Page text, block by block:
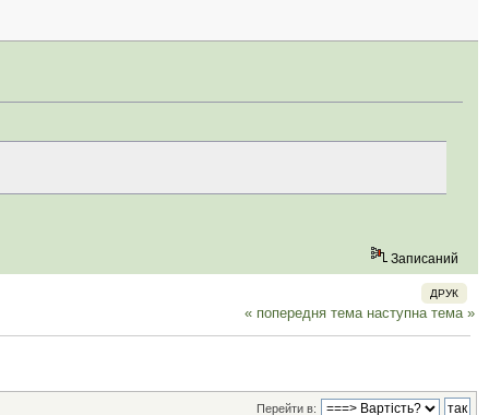
Записаний
ДРУК
« попередня тема наступна тема »
Перейти в: